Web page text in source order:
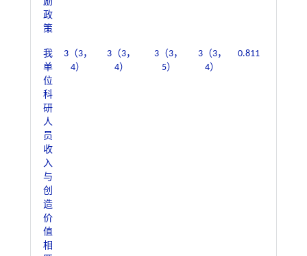
政
策
我
单
位
科
研
人
员
收
入
与
创
造
价
值
相
3（3，
4）
3（3，
4）
3（3，
5）
3（3，
4）
0.811